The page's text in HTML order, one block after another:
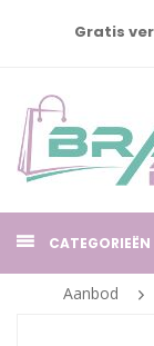
Gratis
CATEGORIEËN
Aanbod